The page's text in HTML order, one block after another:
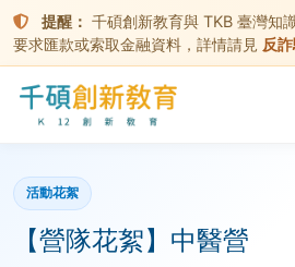
提醒： 千碩創新教育與 TKB 臺灣知
要求匯款或索取金融資料，詳情請見 反
活動花絮
【營隊花絮】中醫營